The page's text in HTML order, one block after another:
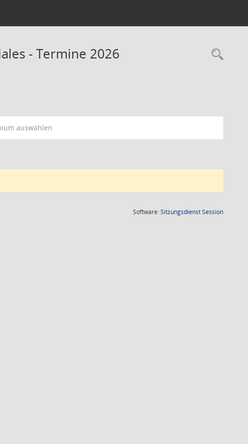
- Termine 2026
auswählen
Software:SitzungsdienstSession(Wird in